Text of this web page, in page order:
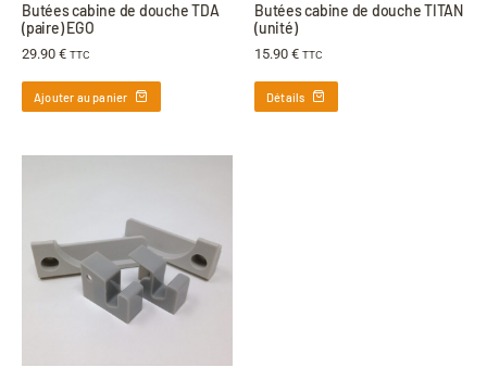
Butées cabine de douche TDA
(paire) EGO
29.90 € TTC
Ajouter au panier
Butées cabine de douche TITAN
(unité)
15.90 € TTC
Détails